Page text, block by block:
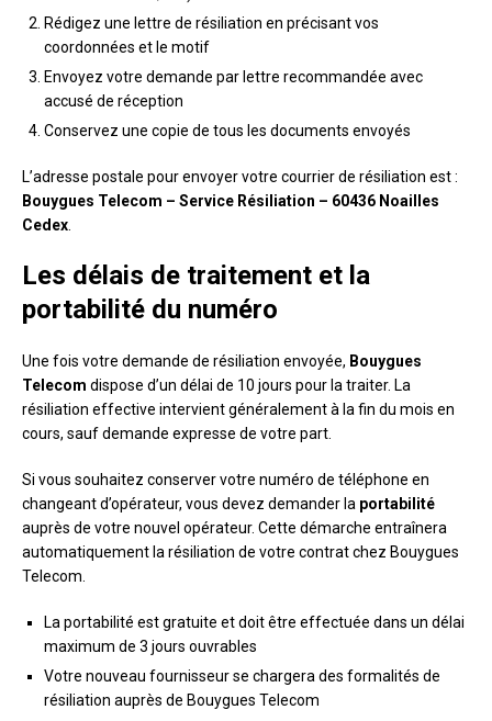
Rédigez une lettre de résiliation en précisant vos
coordonnées et le motif
Envoyez votre demande par lettre recommandée avec
accusé de réception
Conservez une copie de tous les documents envoyés
L’adresse postale pour envoyer votre courrier de résiliation est :
Bouygues Telecom – Service Résiliation – 60436 Noailles
Cedex
Les délais de traitement et la
portabilité du numéro
Une fois votre demande de résiliation envoyée, Bouygues
Telecom dispose d’un délai de 10 jours pour la traiter. La
résiliation effective intervient généralement à la fin du mois en
cours, sauf demande expresse de votre part.
Si vous souhaitez conserver votre numéro de téléphone en
changeant d’opérateur, vous devez demander la portabilité
auprès de votre nouvel opérateur. Cette démarche entraînera
automatiquement la résiliation de votre contrat chez Bouygues
Telecom.
La portabilité est gratuite et doit être effectuée dans un délai
maximum de 3 jours ouvrables
Votre nouveau fournisseur se chargera des formalités de
résiliation auprès de Bouygues Telecom